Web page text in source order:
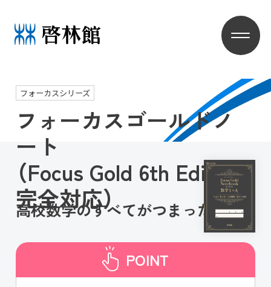
フォーカスシリーズ
フォーカスゴールドノ
ート
（Focus Gold 6th Edition
完全対応）
高校数学のすべてがつまった1冊
POINT